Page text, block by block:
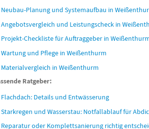
Neubau-Planung und Systemaufbau in
Angebotsvergleich und Leistungscheck in
Projekt-Checkliste für Auftraggeber in
Wartung und Pflege in Weißenthurm
Materialvergleich in Weißenthurm
Ratgeber:
Flachdach: Details und Entwässerung
Starkregen und Wasserstau: Notfallablauf für
Reparatur oder Komplettsanierung richtig